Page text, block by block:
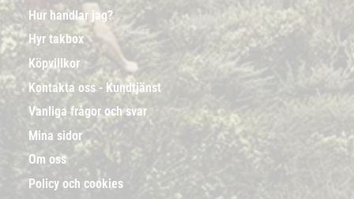
Hur handlar jag?
Hyr takbox
Köpvillkor
Kontakta oss - Kundtjänst
Vanliga frågor och svar
Mina sidor
Om oss
Policy och cookies